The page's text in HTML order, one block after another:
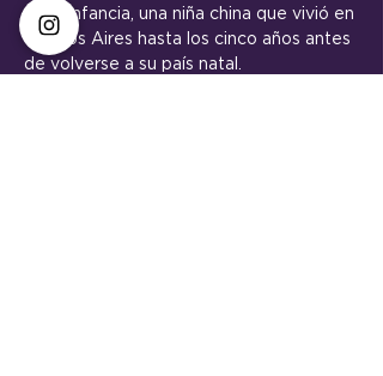
de la infancia, una niña china que vivió en
Buenos Aires hasta los cinco años antes
de volverse a su país natal.